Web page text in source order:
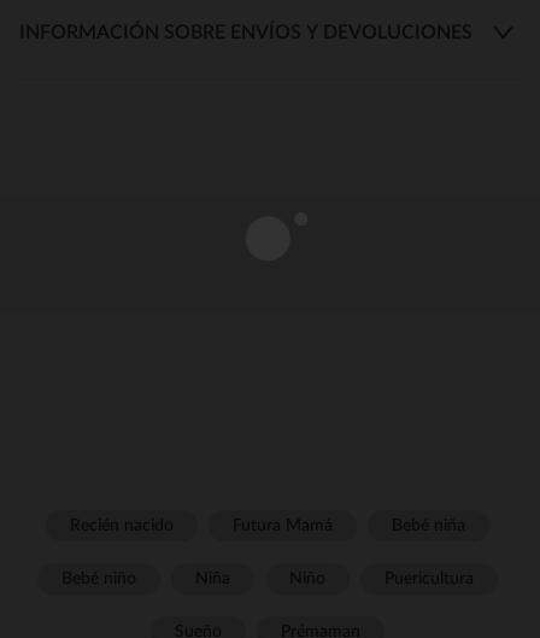
INFORMACIÓN SOBRE ENVÍOS Y DEVOLUCIONES